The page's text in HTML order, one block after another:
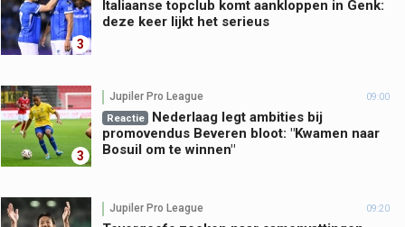
3
Italiaanse topclub komt aankloppen in Genk:
deze keer lijkt het serieus
3
Jupiler Pro League 09:00
Reactie
Nederlaag legt ambities bij
promovendus Beveren bloot: "Kwamen naar
Bosuil om te winnen"
Jupiler Pro League 09:20